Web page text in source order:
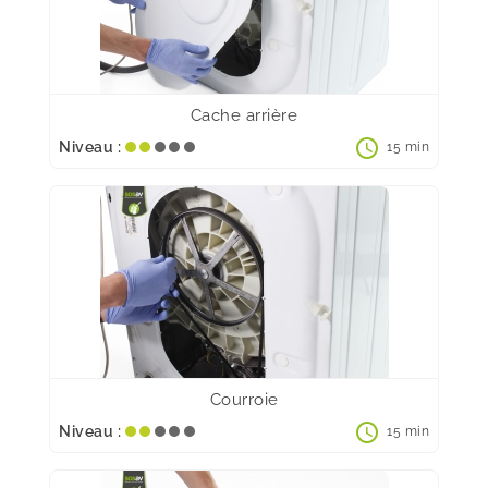
Cache arrière
Niveau : schedule 15 min
Courroie
Niveau : schedule 15 min